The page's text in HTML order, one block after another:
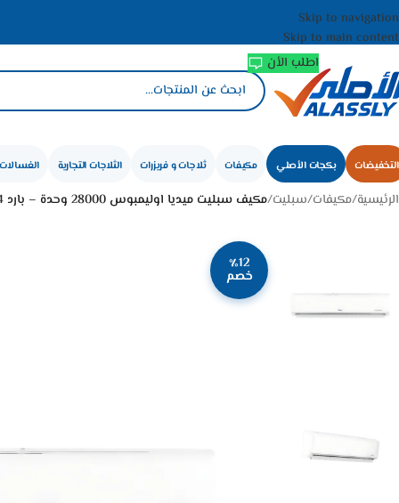
Skip to navigation
Skip to main content
اطلب الأن
التخفيضات بكجات الأصلي مكيفات ثلاجات و فريزرات الثلاجات التجارية
الرئيسية/مكيفات/سبليت/مكيف سبليت ميديا ​​اوليمبوس 28000 وحدة – بارد MSTL30CRN4AB4
٪12
خصم